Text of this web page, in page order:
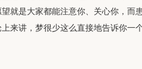
就是大家都能注意你、关心你，而
来讲，梦很少这么直接地告诉你一